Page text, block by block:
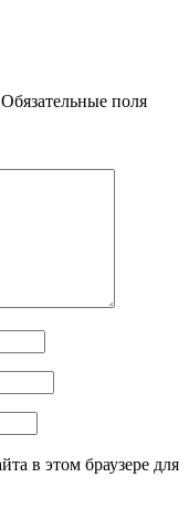
Обязательные поля
в этом браузере для